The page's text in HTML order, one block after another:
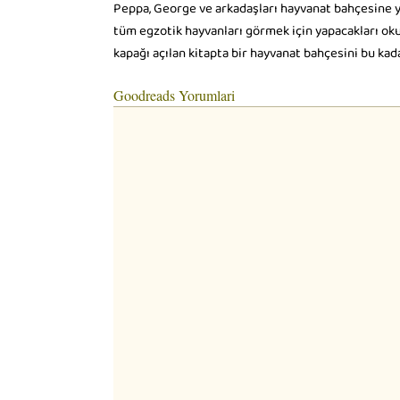
Peppa, George ve arkadaşları hayvanat
tüm egzotik hayvanları görmek için yapacakları
kapağı açılan kitapta bir hayvanat bahçesini bu
Goodreads Yorumlari